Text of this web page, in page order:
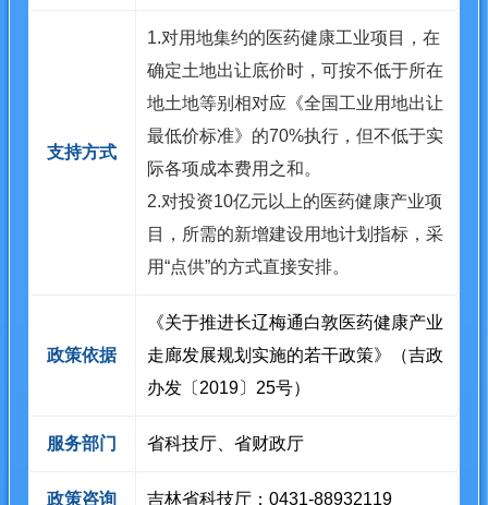
支持方式
1.对用地集约的医药健康工业项目，在
确定土地出让底价时，可按不低于所在
地土地等别相对应《全国工业用地出让
最低价标准》的70%执行，但不低于实
际各项成本费用之和。
2.对投资10亿元以上的医药健康产业项
目，所需的新增建设用地计划指标，采
用“点供”的方式直接安排。
政策依据
《关于推进长辽梅通白敦医药健康产业
走廊发展规划实施的若干政策》（吉政
办发〔2019〕25号）
服务部门 省科技厅、省财政厅
政策咨询 吉林省科技厅：0431-88932119